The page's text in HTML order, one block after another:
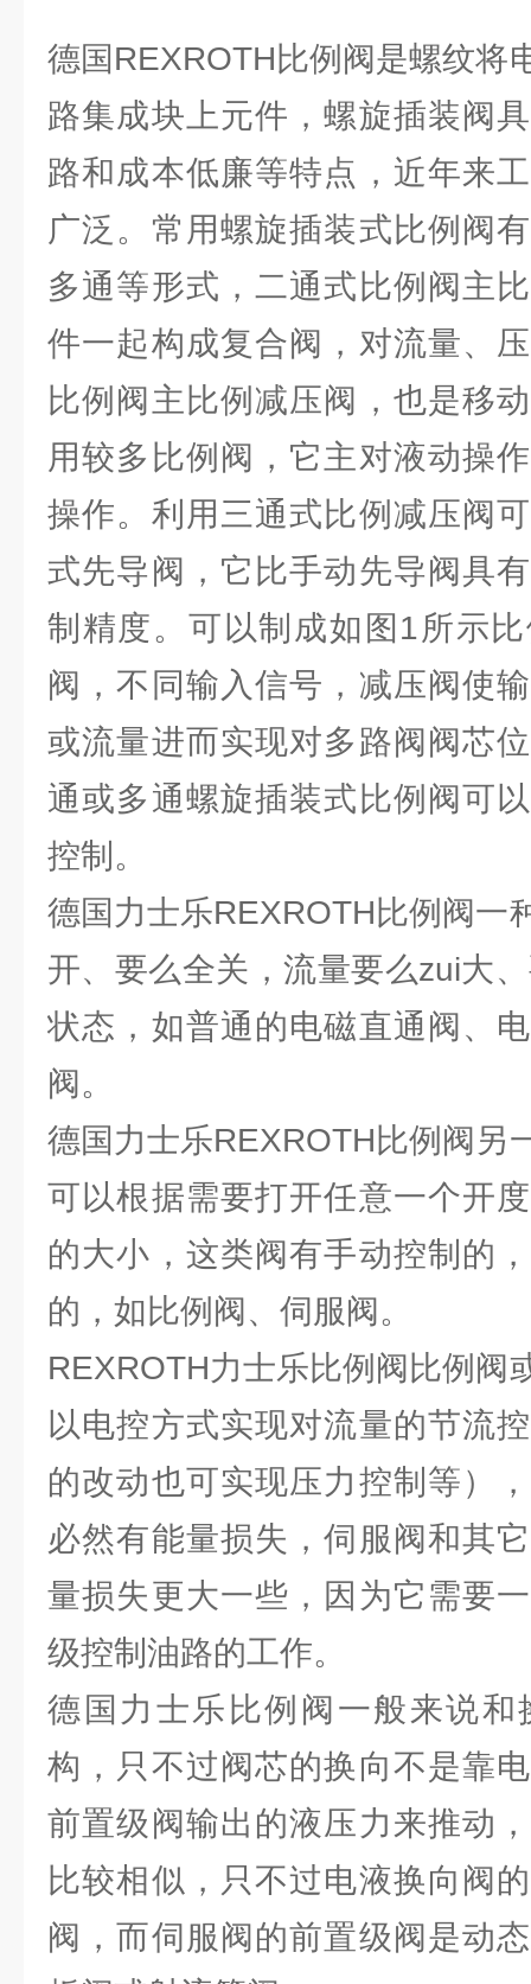
德国REXROTH比例阀是螺纹将
路集成块上元件，螺旋插装阀
路和成本低廉等特点，近年来
广泛。常用螺旋插装式比例阀
多通等形式，二通式比例阀主
件一起构成复合阀，对流量、
比例阀主比例减压阀，也是移
用较多比例阀，它主对液动操
操作。利用三通式比例减压阀
式先导阀，它比手动先导阀具
制精度。可以制成如图1所示
阀，不同输入信号，减压阀使
或流量进而实现对多路阀阀芯
通或多通螺旋插装式比例阀可
控制。
德国力士乐REXROTH比例阀一
开、要么全关，流量要么zui大
状态，如普通的电磁直通阀、
阀。
德国力士乐REXROTH比例阀另
可以根据需要打开任意一个开
的大小，这类阀有手动控制的
的，如比例阀、伺服阀。
REXROTH力士乐比例阀比例阀
以电控方式实现对流量的节流
的改动也可实现压力控制等）
必然有能量损失，伺服阀和其
量损失更大一些，因为它需要
级控制油路的工作。
德国力士乐比例阀一般来说和
构，只不过阀芯的换向不是靠
前置级阀输出的液压力来推动
比较相似，只不过电液换向阀
阀，而伺服阀的前置级阀是动